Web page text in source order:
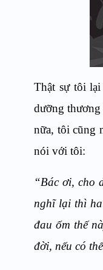
Thật sự tôi
dưỡng
nữa, tôi cũng
nói với tôi:
“Bác ơi, cho
nghĩ lại thì
đau ốm thế
đời, nếu có